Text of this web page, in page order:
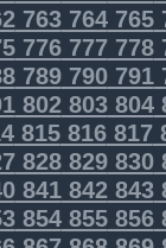
763764765
776777778
789790791
802803804
815816817
828829830
841842843
854855856